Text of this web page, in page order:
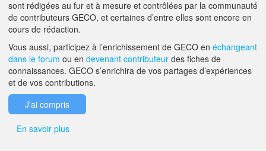
A PROPOS DE GECO AIDE
F.A.Q. NOUS CONTACTER
sont rédigées au fur et à mesure et contrôlées par la communauté
de contributeurs GECO, et certaines d’entre elles sont encore en
cours de rédaction.
Vous aussi, participez à l’enrichissement de GECO en échangeant
dans le forum ou en devenant contributeur des fiches de
connaissances. GECO s’enrichira de vos partages d’expériences
et de vos contributions.
J'ai compris
En savoir plus